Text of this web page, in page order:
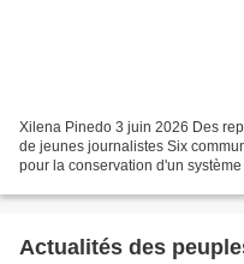
Xilena Pinedo 3 juin 2026 Des
de jeunes journalistes Six
pour la conservation d'un
Actualités des